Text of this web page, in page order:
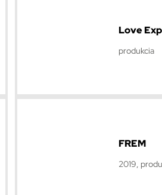
Love
produkcia
FREM
2019,